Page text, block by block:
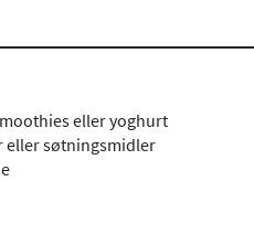
eller yoghurt
eller søtningsmidler